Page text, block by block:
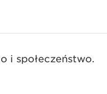
i społeczeństwo.​